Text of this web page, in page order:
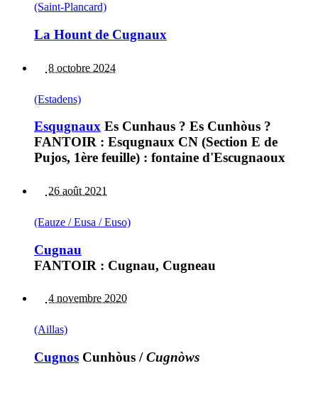
(Saint-Plancard)
La Hount de Cugnaux
8 octobre 2024
(Estadens)
Esqugnaux Es Cunhaus ? Es Cunhòus ?
FANTOIR : Esqugnaux CN (Section E de
Pujos, 1ère feuille) : fontaine d'Escugnaoux
26 août 2021
(Eauze / Eusa / Euso)
Cugnau
FANTOIR : Cugnau, Cugneau
4 novembre 2020
(Aillas)
Cugnos Cunhòus /Cugnòws